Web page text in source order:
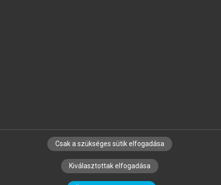
SZERZŐKNEK CÉGEKNEK KÖNYVTÁROSOKNAK
SZERKESZTÉSI ÉS LEKTORÁLÁSI ALAPELVEK
Csak a szükséges sütik elfogadása
Kiválasztottak elfogadása